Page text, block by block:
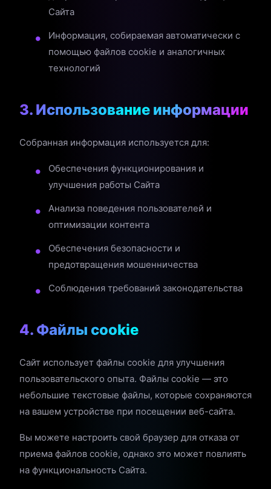
Сайта
Информация, собираемая автоматически с
помощью файлов cookie и аналогичных
технологий
3. Использование информации
Собранная информация используется для:
Обеспечения функционирования и
улучшения работы Сайта
Анализа поведения пользователей и
оптимизации контента
Обеспечения безопасности и
предотвращения мошенничества
Соблюдения требований законодательства
4. Файлы cookie
Сайт использует файлы cookie для улучшения
пользовательского опыта. Файлы cookie — это
небольшие текстовые файлы, которые сохраняются
на вашем устройстве при посещении веб-сайта.
Вы можете настроить свой браузер для отказа от
приема файлов cookie, однако это может повлиять
на функциональность Сайта.